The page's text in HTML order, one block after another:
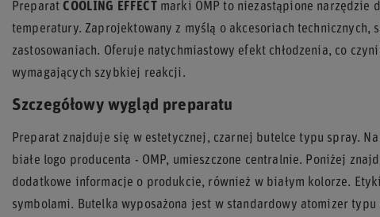
Preparat COOLING EFFECT
marki OMP to niezastąpione narzędzie
temperatury. Zaprojektowany z myślą o akcesoriach technicznych,
zastosowaniach. Oferuje natychmiastowy efekt chłodzenia, co
wymagających szybkiej reakcji.
Szczegółowy wygląd preparatu
Preparat znajduje się w estetycznej, czarnej butelce typu spray.
białe logo producenta - OMP, umieszczone centralnie. Poniżej
dodatkowe informacje o produkcie, również w białym kolorze.
symbolami. Butelka wyposażona jest w standardowy atomizer